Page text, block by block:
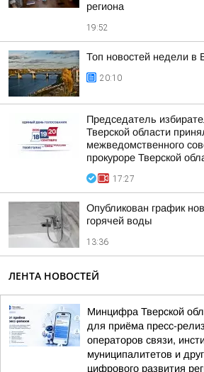
региона
19:52
Топ новостей недели в
20:10
Председатель
Тверской области
межведомственного
прокуроре Тверской
17:27
Опубликован график
горячей воды
13:36
ЛЕНТА НОВОСТЕЙ
Минцифра Тверской
для приёма пресс-
операторов связи,
муниципалитетов и
цифрового развития